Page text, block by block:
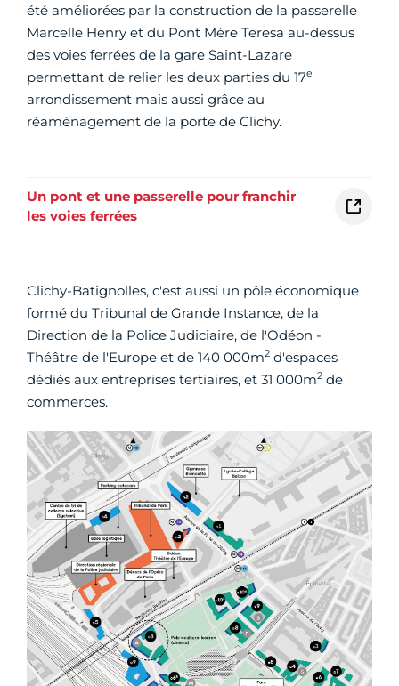
été améliorées par la construction de la passerelle
Marcelle Henry et du Pont Mère Teresa au-dessus
des voies ferrées de la gare Saint-Lazare
permettant de relier les deux parties du 17e
arrondissement mais aussi grâce au
réaménagement de la porte de Clichy.
Un pont et une passerelle pour franchir
les voies ferrées
Clichy-Batignolles, c'est aussi un pôle économique
formé du Tribunal de Grande Instance, de la
Direction de la Police Judiciaire, de l'Odéon -
Théâtre de l'Europe et de 140 000m2 d'espaces
dédiés aux entreprises tertiaires, et 31 000m2 de
commerces.